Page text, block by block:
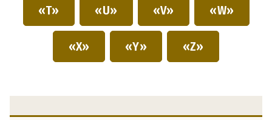
«T» «U» «V» «W»
«X» «Y» «Z»